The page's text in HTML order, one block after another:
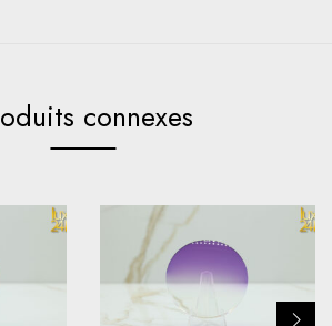
connexes